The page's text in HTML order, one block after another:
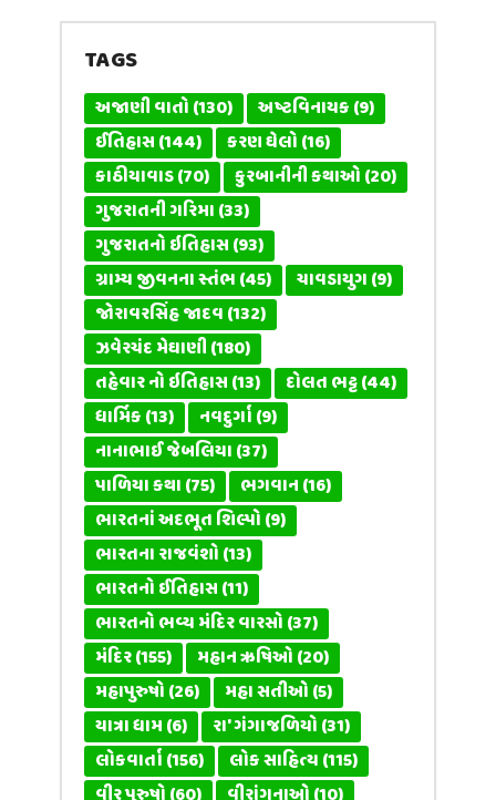
TAGS
અજાણી વાતો(130) અષ્ટવિનાયક(9)
ઈતિહાસ(144) કરણ ઘેલો(16)
કાઠીયાવાડ(70) કુરબાનીની કથાઓ(20)
ગુજરાતની ગરિમા(33)
ગુજરાતનો ઇતિહાસ(93)
ગ્રામ્ય જીવનના સ્તંભ(45) ચાવડાયુગ(9)
જોરાવરસિંહ જાદવ(132)
ઝવેરચંદ મેઘાણી(180)
તહેવાર નો ઇતિહાસ(13) દોલત ભટ્ટ(44)
ધાર્મિક(13) નવદુર્ગા(9)
નાનાભાઈ જેબલિયા(37)
પાળિયા કથા(75) ભગવાન(16)
ભારતનાં અદભૂત શિલ્પો(9)
ભારતના રાજવંશો(13)
ભારતનો ઈતિહાસ(11)
ભારતનો ભવ્ય મંદિર વારસો(37)
મંદિર(155) મહાન ઋષિઓ(20)
મહાપુરુષો(26) મહા સતીઓ(5)
યાત્રા ધામ(6) રા' ગંગાજળિયો(31)
લોકવાર્તા(156) લોક સાહિત્ય(115)